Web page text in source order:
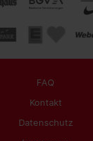
FAQ
Kontakt
Datenschutz